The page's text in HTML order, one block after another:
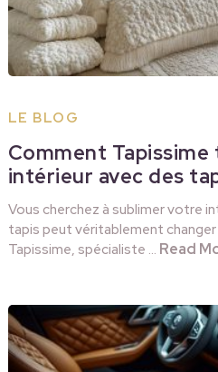
LE BLOG
Comment
intérieur avec des
Vous cherchez à sublimer votre
tapis peut véritablement changer
Tapissime, spécialiste … Read